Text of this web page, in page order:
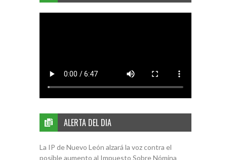
ALERTA DEL DIA
La IP de Nuevo León alzará la voz contra el
posible aumento al Impuesto Sobre Nómina